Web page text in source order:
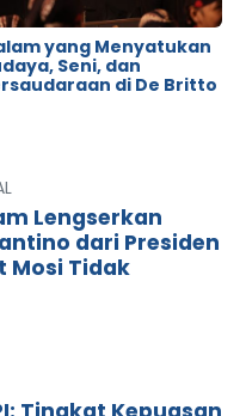
yang Menyatukan
Seni, dan
di De Britto
Lengserkan
dari Presiden
Mosi Tidak